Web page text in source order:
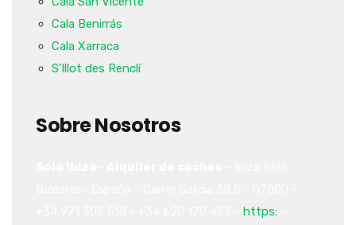
Cala Benirrás
Cala Xarraca
S'Illot des Renclí
Sobre Nosotros
https: